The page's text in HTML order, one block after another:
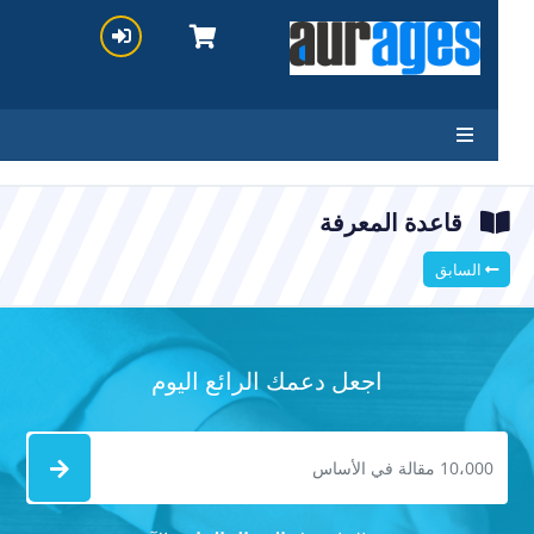
قاعدة المعرفة
السابق
اجعل دعمك الرائع اليوم